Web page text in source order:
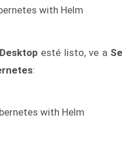
esté listo, ve a
: